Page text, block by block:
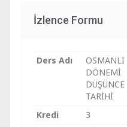
İzlence Formu
Ders Adı
OSMANLI
DÖNEMİ
DÜŞÜNCE
TARİHİ
Kredi 3